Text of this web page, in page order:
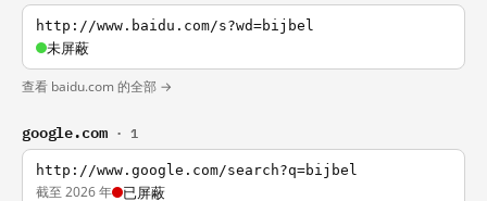
http://www.baidu.com/s?wd=bijbel
未屏蔽
查看 baidu.com 的全部 →
google.com · 1
http://www.google.com/search?q=bijbel
截至 2026 年 已屏蔽